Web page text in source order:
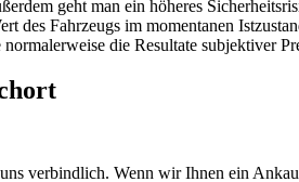
geht man ein höheres
des Fahrzeugs im momentanen
die Resultate subjektiver
verbindlich. Wenn wir Ihnen ein